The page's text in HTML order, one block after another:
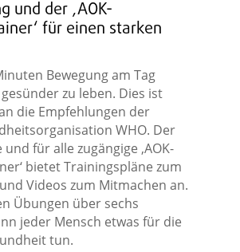
und der ‚AOK-
für einen starken
Bewegung am Tag
zu leben. Dies ist
die Empfehlungen der
WHO. Der
für alle zugängige ‚AOK-
bietet Trainingspläne zum
Videos zum Mitmachen an.
Übungen über sechs
jeder Mensch etwas für die
tun.